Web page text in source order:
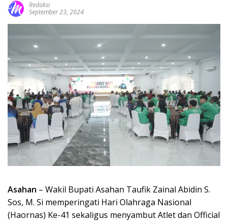
Redaksi
September 23, 2024
Asahan – Wakil Bupati Asahan Taufik Zainal Abidin S.
Sos, M. Si memperingati Hari Olahraga Nasional
(Haornas) Ke-41 sekaligus menyambut Atlet dan Official